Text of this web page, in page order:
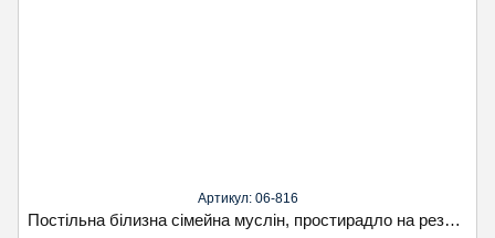
Артикул: 06-816
Постільна білизна сімейна муслін, простирадло на резинці. Наволочки 50х70. Koloco